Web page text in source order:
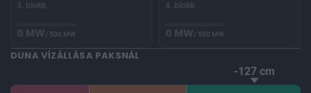
3. blokk
0 MW/ 500 MW
4. blokk
0 MW/ 500 MW
DUNA VÍZÁLLÁSA PAKSNÁL
-127 cm